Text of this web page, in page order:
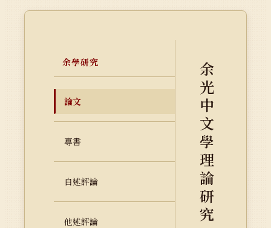
余學研究
論文
專書
自述評論
他述評論
余
光
中
文
學
理
論
研
究